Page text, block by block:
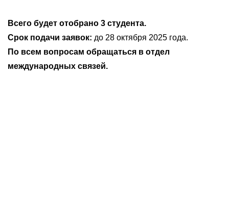
Всего будет отобрано 3 студента.
Срок подачи заявок: до 28 октября 2025 года.
По всем вопросам обращаться в отдел
международных связей.